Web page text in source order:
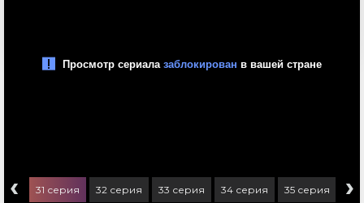
‹ 31 серия 32 серия 33 серия 34 серия 35 серия 36
›